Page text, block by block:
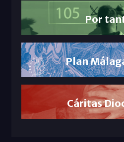
Por
Plan
Cáritas